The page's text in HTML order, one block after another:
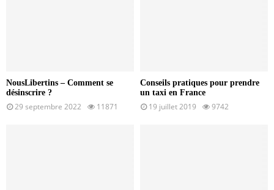
NousLibertins – Comment se
désinscrire ?
29 septembre 2022 11871
Conseils pratiques pour prendre
un taxi en France
19 juillet 2019 9742